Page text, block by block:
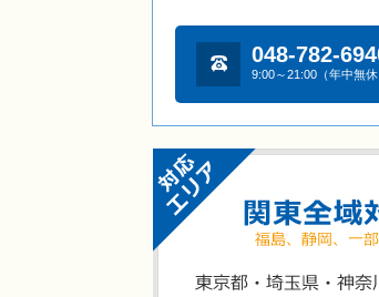
048-782-
9:00～21:00（年中無休